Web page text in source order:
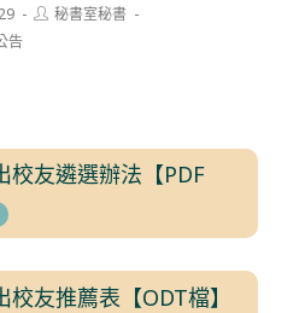
Post秘書室秘書
告
校友遴選辦法【PDF
友推薦表【ODT檔】